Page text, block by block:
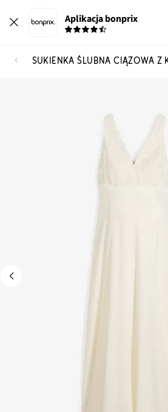
Aplikacja bonprix